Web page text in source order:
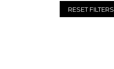
RESET FILTERS